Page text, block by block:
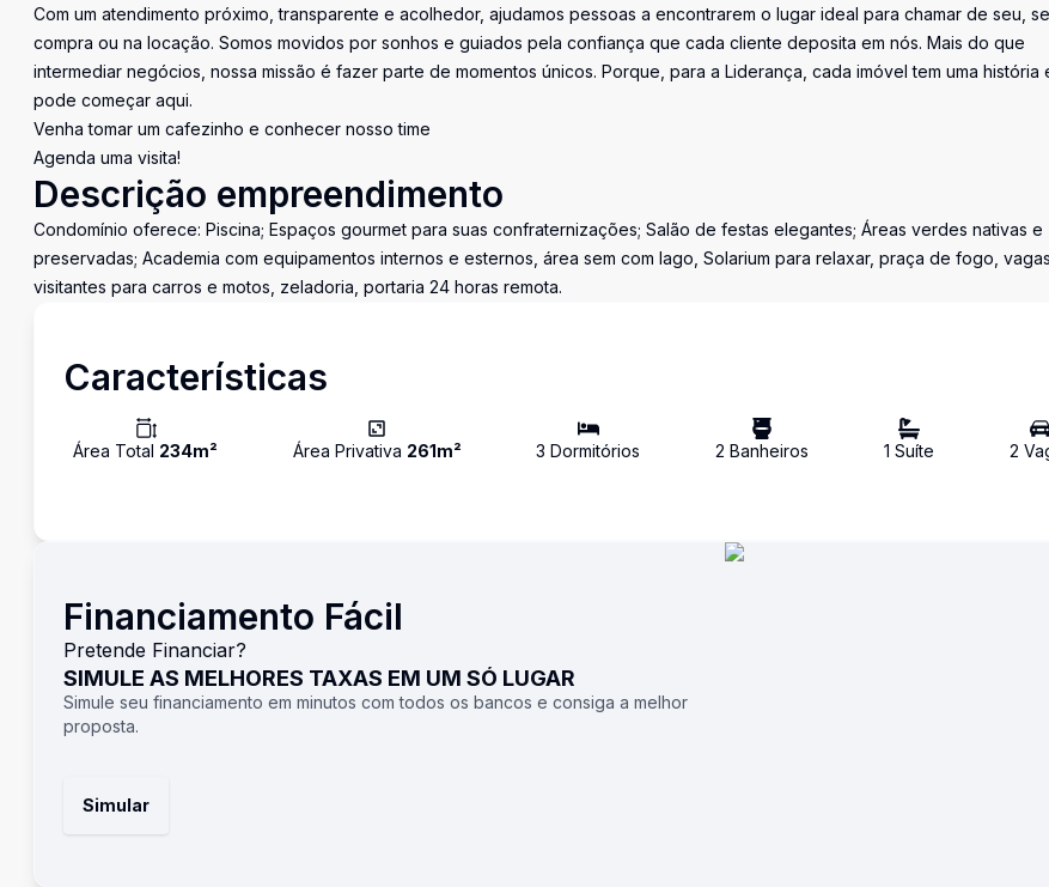
Com um atendimento próximo, transparente e acolhedor, ajudamos pessoas a encontrarem o lugar ideal para chamar de seu,
compra ou na locação. Somos movidos por sonhos e guiados pela confiança que cada cliente deposita em nós. Mais do que
intermediar negócios, nossa missão é fazer parte de momentos únicos. Porque, para a Liderança, cada imóvel tem uma história
pode começar aqui.
Venha tomar um cafezinho e conhecer nosso time
Agenda uma visita!
Descrição empreendimento
Condomínio oferece: Piscina; Espaços gourmet para suas confraternizações; Salão de festas elegantes; Áreas verdes nativas e
preservadas; Academia com equipamentos internos e esternos, área sem com lago, Solarium para relaxar, praça de fogo,
visitantes para carros e motos, zeladoria, portaria 24 horas remota.
Características
Área Total 234m² Área Privativa 261m² 3 Dormitórios 2 Banheiros 1 Suíte 2
Financiamento Fácil
Pretende Financiar?
SIMULE AS MELHORES TAXAS EM UM SÓ LUGAR
Simule seu financiamento em minutos com todos os bancos e consiga a melhor
proposta.
Simular